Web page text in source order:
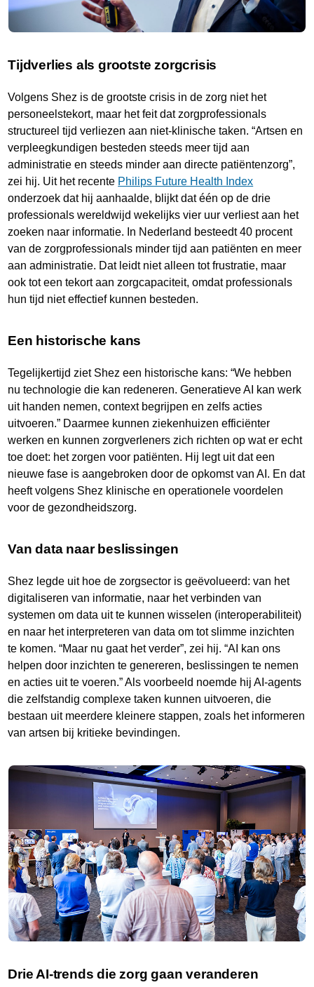
Tijdverlies als grootste zorgcrisis
Volgens Shez is de grootste crisis in de zorg niet het
personeelstekort, maar het feit dat zorgprofessionals
structureel tijd verliezen aan niet-klinische taken. “Artsen en
verpleegkundigen besteden steeds meer tijd aan
administratie en steeds minder aan directe patiëntenzorg”,
zei hij. Uit het recente Philips Future Health Index
onderzoek dat hij aanhaalde, blijkt dat één op de drie
professionals wereldwijd wekelijks vier uur verliest aan het
zoeken naar informatie. In Nederland besteedt 40 procent
van de zorgprofessionals minder tijd aan patiënten en meer
aan administratie. Dat leidt niet alleen tot frustratie, maar
ook tot een tekort aan zorgcapaciteit, omdat professionals
hun tijd niet effectief kunnen besteden.
Een historische kans
Tegelijkertijd ziet Shez een historische kans: “We hebben
nu technologie die kan redeneren. Generatieve AI kan werk
uit handen nemen, context begrijpen en zelfs acties
uitvoeren.” Daarmee kunnen ziekenhuizen efficiënter
werken en kunnen zorgverleners zich richten op wat er echt
toe doet: het zorgen voor patiënten. Hij legt uit dat een
nieuwe fase is aangebroken door de opkomst van AI. En dat
heeft volgens Shez klinische en operationele voordelen
voor de gezondheidszorg.
Van data naar beslissingen
Shez legde uit hoe de zorgsector is geëvolueerd: van het
digitaliseren van informatie, naar het verbinden van
systemen om data uit te kunnen wisselen (interoperabiliteit)
en naar het interpreteren van data om tot slimme inzichten
te komen. “Maar nu gaat het verder”, zei hij. “AI kan ons
helpen door inzichten te genereren, beslissingen te nemen
en acties uit te voeren.” Als voorbeeld noemde hij AI-agents
die zelfstandig complexe taken kunnen uitvoeren, die
bestaan uit meerdere kleinere stappen, zoals het informeren
van artsen bij kritieke bevindingen.
Drie AI-trends die zorg gaan veranderen